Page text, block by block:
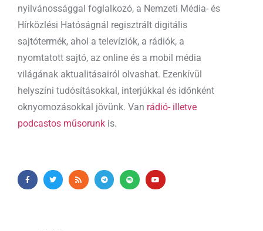
nyilvánossággal foglalkozó, a Nemzeti Média- és
Hírközlési Hatóságnál regisztrált digitális
sajtótermék, ahol a televíziók, a rádiók, a
nyomtatott sajtó, az online és a mobil média
világának aktualitásairól olvashat. Ezenkívül
helyszíni tudósításokkal, interjúkkal és időnként
oknyomozásokkal jövünk. Van rádió- illetve
podcastos műsorunk is.